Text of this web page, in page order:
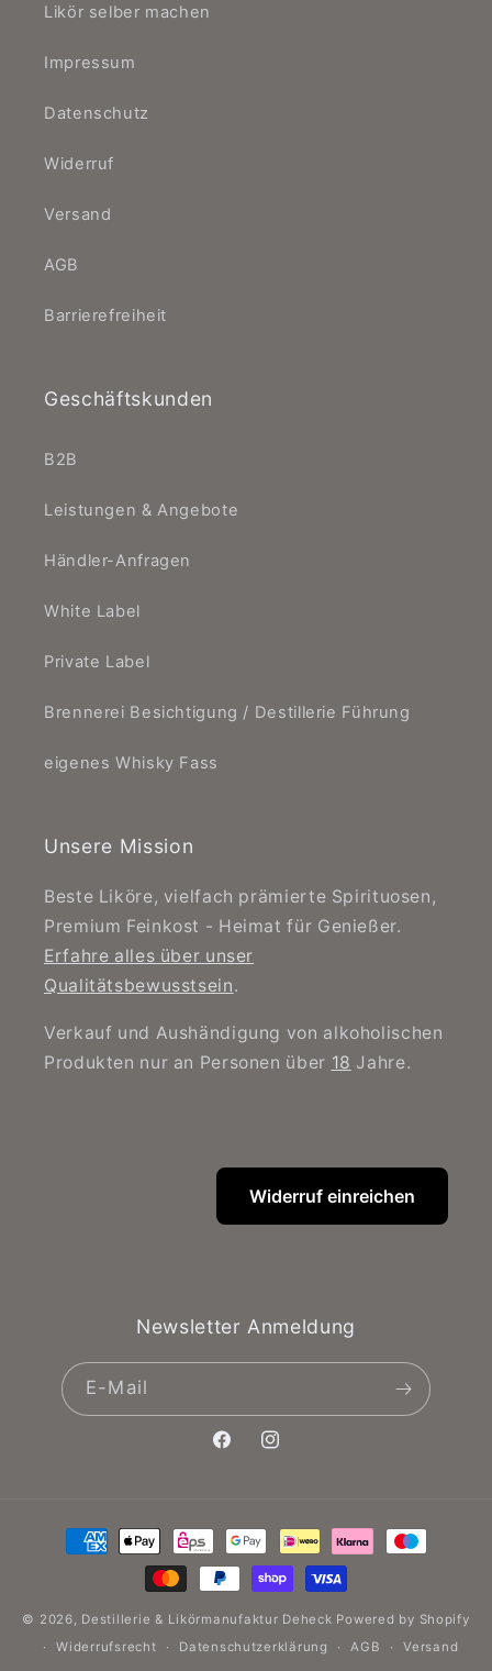
Likör selber machen
Impressum
Datenschutz
Widerruf
Versand
AGB
Barrierefreiheit
Geschäftskunden
B2B
Leistungen & Angebote
Händler-Anfragen
White Label
Private Label
Brennerei Besichtigung / Destillerie Führung
eigenes Whisky Fass
Unsere Mission
Beste Liköre, vielfach prämierte Spirituosen,
Premium Feinkost - Heimat für Genießer.
Erfahre alles über unser
Qualitätsbewusstsein.
Verkauf und Aushändigung von alkoholischen
Produkten nur an Personen über 18 Jahre.
Widerruf einreichen
Newsletter Anmeldung
E-Mail
FacebookInstagram
Zahlungsmethoden
© 2026, Destillerie & Likörmanufaktur Deheck Powered by Shopify
Widerrufsrecht
Datenschutzerklärung AGB Versand